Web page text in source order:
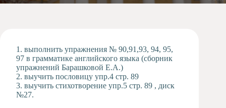
Допобразование
студия
Музыкальное
отделение
Психологическая
1. выполнить упражнения № 90,91,93, 94, 95,
97 в грамматике английского языка (сборник
упражнений Барашковой Е.А.)
2. выучить пословицу упр.4 стр. 89
3. выучить стихотворение упр.5 стр. 89 , диск
№27.